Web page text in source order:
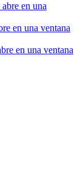
en una
en una ventana
en una ventana